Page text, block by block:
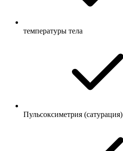
температуры тела
Пульсоксиметрия (сатурация)